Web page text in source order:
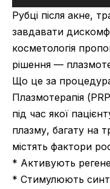
Рубці після акне,
завдавати
косметологія
рішення —
Що це за
Плазмотерапія
під час якої
плазму, багату на
містять фактори
* Активують
* Стимулюють